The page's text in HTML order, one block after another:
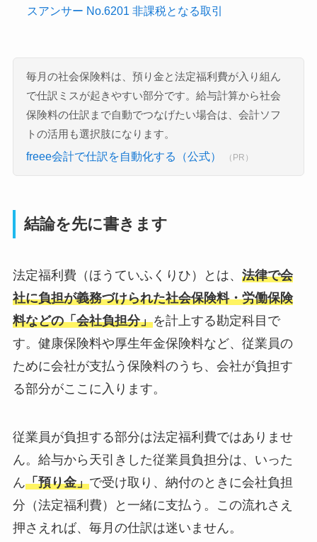
スアンサー No.6201 非課税となる取引
毎月の社会保険料は、預り金と法定福利費が入り組ん
で仕訳ミスが起きやすい部分です。給与計算から社会
保険料の仕訳まで自動でつなげたい場合は、会計ソフ
トの活用も選択肢になります。
freee会計で仕訳を自動化する（公式） （PR）
結論を先に書きます
法定福利費（ほうていふくりひ）とは、 法律で会
社に負担が義務づけられた社会保険料・労働保険
料などの「会社負担分」を計上する勘定科目で
す。健康保険料や厚生年金保険料など、従業員の
ために会社が支払う保険料のうち、会社が負担す
る部分がここに入ります。
従業員が負担する部分は法定福利費ではありませ
ん。給与から天引きした従業員負担分は、いった
ん「預り金」で受け取り、納付のときに会社負担
分（法定福利費）と一緒に支払う。この流れさえ
押さえれば、毎月の仕訳は迷いません。